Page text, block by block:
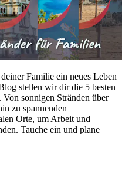
Familie ein neues Leben
stellen wir dir die 5 besten
sonnigen Stränden über
zu spannenden
Orte, um Arbeit und
Tauche ein und plane